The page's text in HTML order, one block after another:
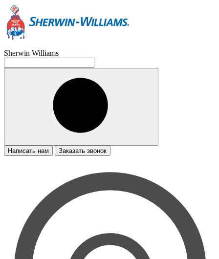
Sherwin Williams
Написать нам Заказать звонок